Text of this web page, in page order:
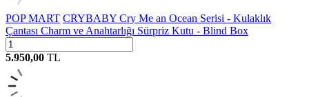
POP MART CRYBABY Cry Me an Ocean Serisi - Kulaklık
Çantası Charm ve Anahtarlığı Sürpriz Kutu - Blind Box
5.950,00 TL